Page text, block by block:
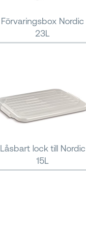
Förvaringsbox Nordic
23L
Låsbart lock till Nordic
15L